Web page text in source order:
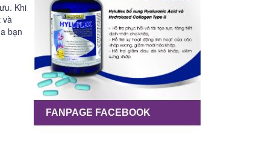
Khi
và
bạn
FANPAGE FACEBOOK